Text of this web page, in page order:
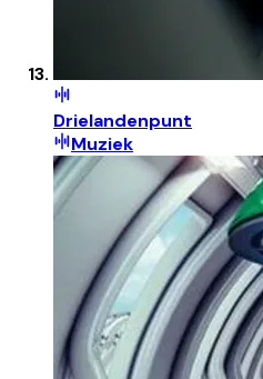
Drielandenpunt
Muziek